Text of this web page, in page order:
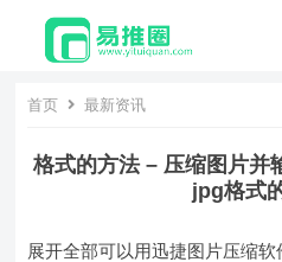
首页 最新资讯
格式的方法 – 压缩图片并
jpg格式
展开全部可以用迅捷图片压缩软